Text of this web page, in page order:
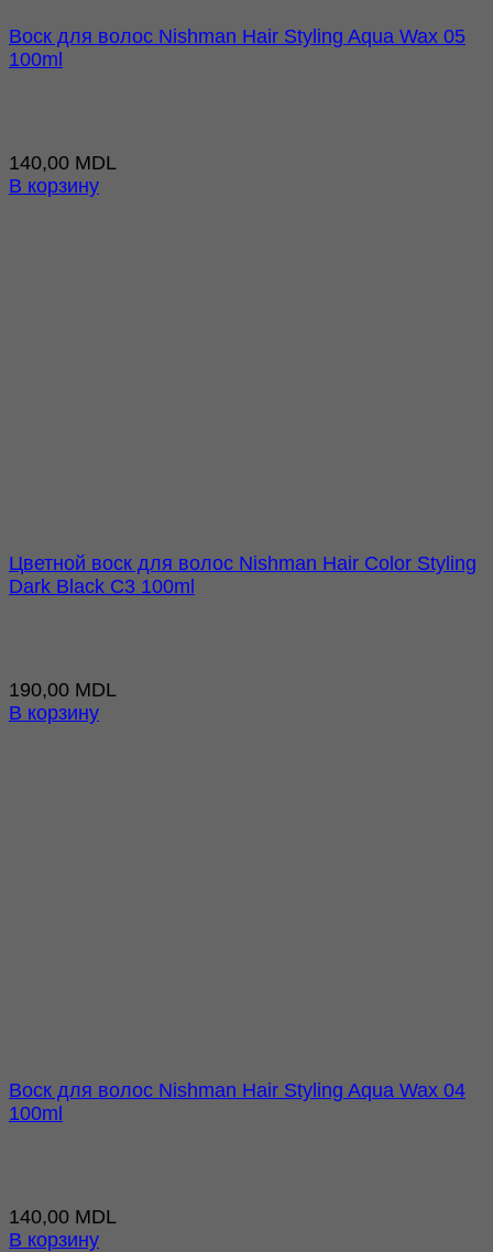
Воск для волос Nishman Hair Styling Aqua Wax 05
100ml
140,00 MDL
В корзину
Цветной воск для волос Nishman Hair Color Styling
Dark Black C3 100ml
190,00 MDL
В корзину
Воск для волос Nishman Hair Styling Aqua Wax 04
100ml
140,00 MDL
В корзину